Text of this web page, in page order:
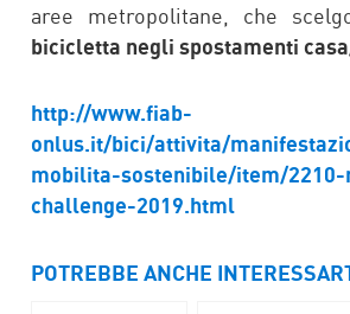
aree metropolitane, che
bicicletta negli spostamenti
http://www.fiab-
onlus.it/bici/attivita/
mobilita-sostenibile/item/
challenge-2019.html
POTREBBE ANCHE